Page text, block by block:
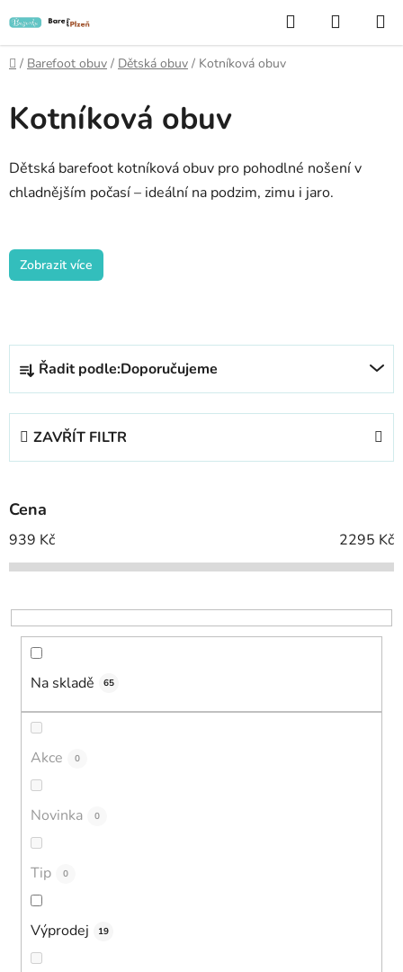
na
obsah
Hledat
KOŠÍK
Domů
/ Barefoot obuv / Dětská obuv / Kotníková obuv
Kotníková obuv
Dětská barefoot kotníková obuv pro pohodlné nošení v
chladnějším počasí – ideální na podzim, zimu i jaro.
Zobrazit více
Ř
z
p
r
o
d
k
t
Řadit podle:Doporučujeme
ZAVŘÍT FILTR
Cena
939 Kč 2295 Kč
Na skladě 65
Akce 0
Novinka 0
Tip 0
Výprodej 19